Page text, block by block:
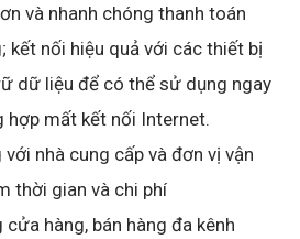
và nhanh chóng thanh toán
kết nối hiệu quả với các thiết bị
dữ liệu để có thể sử dụng ngay
mất kết nối Internet.
nhà cung cấp và đơn vị vận
thời gian và chi phí
hàng, bán hàng đa kênh